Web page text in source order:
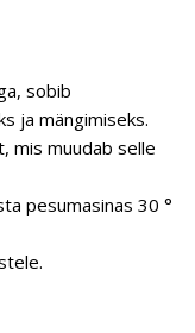
sobib
ja mängimiseks.
mis muudab selle
pesumasinas 30 °